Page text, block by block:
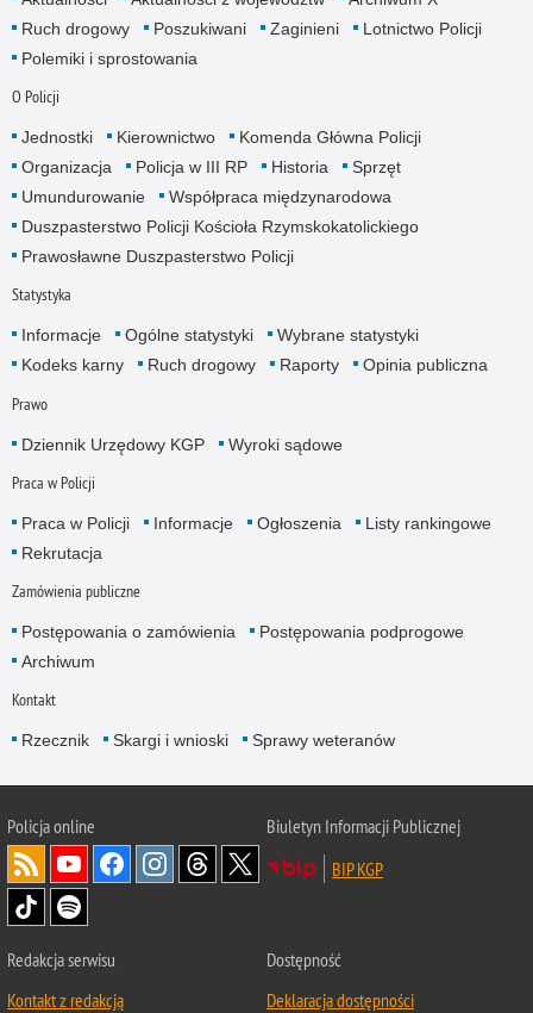
Ruch drogowy
Poszukiwani Zaginieni
Lotnictwo Policji
Polemiki i sprostowania
O Policji
Jednostki Kierownictwo
Komenda Główna Policji
Organizacja
Policja w III RP Historia
Sprzęt
Umundurowanie
Współpraca międzynarodowa
Duszpasterstwo Policji Kościoła Rzymskokatolickiego
Prawosławne Duszpasterstwo Policji
Statystyka
Informacje Ogólne statystyki
Wybrane statystyki
Kodeks karny
Ruch drogowy Raporty Opinia publiczna
Prawo
Dziennik Urzędowy KGP Wyroki sądowe
Praca w Policji
Praca w Policji Informacje Ogłoszenia
Listy rankingowe
Rekrutacja
Zamówienia publiczne
Postępowania o zamówienia
Postępowania podprogowe
Archiwum
Kontakt
Rzecznik Skargi i wnioski Sprawy weteranów
Policjaonline
Biuletyn Informacji Publicznej
BIP KGP
Redakcja serwisu
Kontakt z redakcją
Dostępność
Deklaracja dostępności